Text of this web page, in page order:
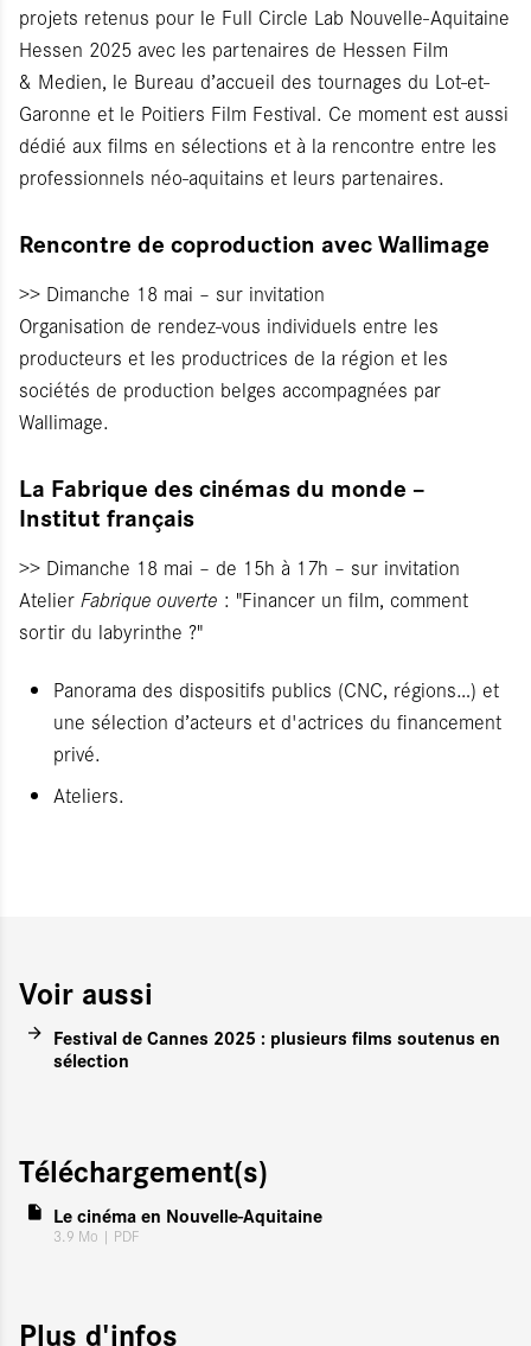
projets retenus pour le Full Circle Lab Nouvelle-Aquitaine
Hessen 2025 avec les partenaires de Hessen Film
& Medien, le Bureau d’accueil des tournages du Lot-et-
Garonne et le Poitiers Film Festival. Ce moment est aussi
dédié aux films en sélections et à la rencontre entre les
professionnels néo-aquitains et leurs partenaires.
Rencontre de coproduction avec Wallimage
>> Dimanche 18 mai – sur invitation
Organisation de rendez-vous individuels entre les
producteurs et les productrices de la région et les
sociétés de production belges accompagnées par
Wallimage.
La Fabrique des cinémas du monde –
Institut français
>> Dimanche 18 mai – de 15h à 17h – sur invitation
Atelier Fabrique ouverte : "Financer un film, comment
sortir du labyrinthe ?"
Panorama des dispositifs publics (CNC, régions…) et
une sélection d’acteurs et d'actrices du financement
privé.
Ateliers.
Voir aussi
Festival de Cannes 2025 : plusieurs films soutenus en
sélection
Téléchargement(s)
Le cinéma en Nouvelle-Aquitaine
3.9 Mo | PDF
Plus d'infos